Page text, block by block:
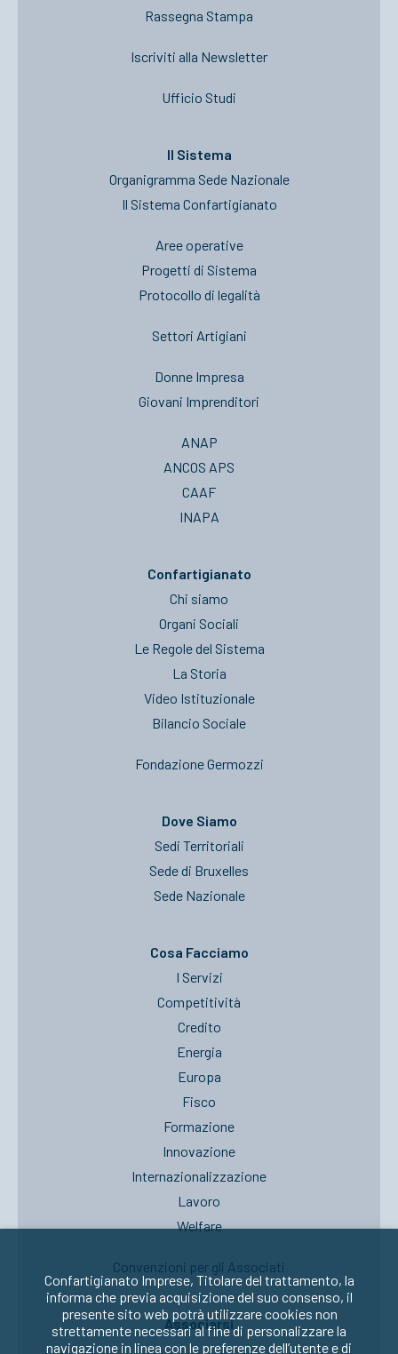
Rassegna Stampa
Iscriviti alla Newsletter
Ufficio Studi
Il Sistema
Organigramma Sede Nazionale
Il Sistema Confartigianato
Aree operative
Progetti di Sistema
Protocollo di legalità
Settori Artigiani
Donne Impresa
Giovani Imprenditori
ANAP
ANCOS APS
CAAF
INAPA
Confartigianato
Chi siamo
Organi Sociali
Le Regole del Sistema
La Storia
Video Istituzionale
Bilancio Sociale
Fondazione Germozzi
Dove Siamo
Sedi Territoriali
Sede di Bruxelles
Sede Nazionale
Cosa Facciamo
I Servizi
Competitività
Credito
Energia
Europa
Fisco
Formazione
Innovazione
Internazionalizzazione
Lavoro
Welfare
Convenzioni per gli Associati
Associarsi
Confartigianato Imprese, Titolare del trattamento, la
informa che previa acquisizione del suo consenso, il
presente sito web potrà utilizzare cookies non
strettamente necessari al fine di personalizzare la
navigazione in linea con le preferenze dell’utente e di